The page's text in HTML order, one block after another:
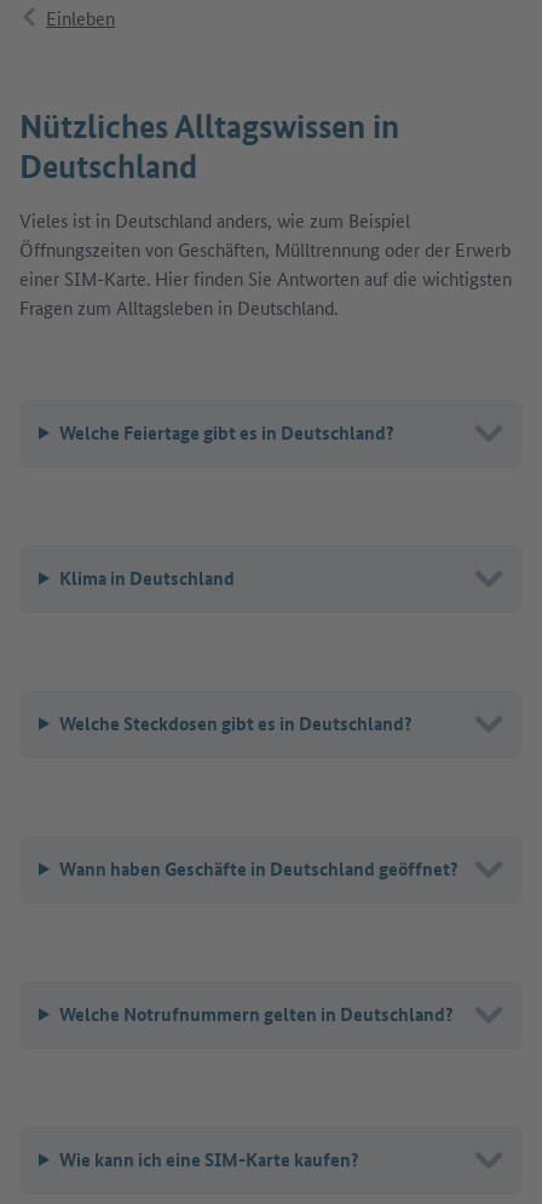
Einleben
Nützliches Alltagswissen in
Deutschland
Vieles ist in Deutschland anders, wie zum Beispiel
Öffnungszeiten von Geschäften, Mülltrennung oder der Erwerb
einer SIM-Karte. Hier finden Sie Antworten auf die wichtigsten
Fragen zum Alltagsleben in Deutschland.
Welche Feiertage gibt es in Deutschland?
Klima in Deutschland
Welche Steckdosen gibt es in Deutschland?
Wann haben Geschäfte in Deutschland geöffnet?
Welche Notrufnummern gelten in Deutschland?
Wie kann ich eine SIM-Karte kaufen?